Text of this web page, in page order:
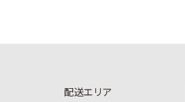
配送エリア